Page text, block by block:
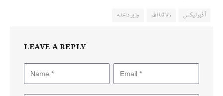
آڈیو لیکس رانا ثنا اللہ وزیر داخلہ
LEAVE A REPLY